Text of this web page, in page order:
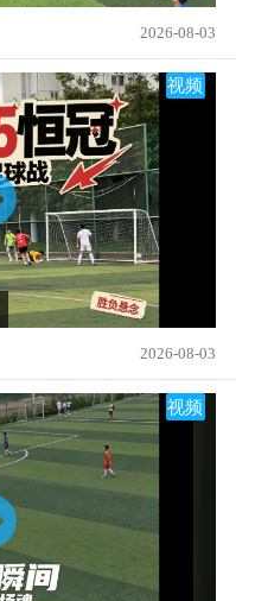
2026-08-03
视频
2026-08-03
视频